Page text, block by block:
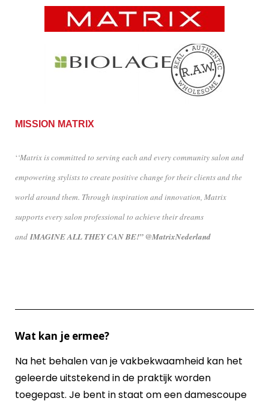
MISSION MATRIX
‘‘Matrix is committed to serving each and every community salon and
empowering stylists to create positive change for their clients and the
world around them. Through inspiration and innovation, Matrix
supports every salon professional to achieve their dreams
and IMAGINE ALL THEY CAN BE!” @MatrixNederland
Wat kan je ermee?
Na het behalen van je vakbekwaamheid kan het
geleerde uitstekend in de praktijk worden
toegepast. Je bent in staat om een damescoupe